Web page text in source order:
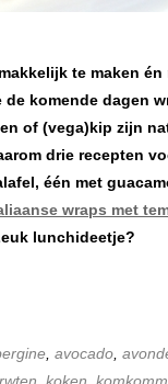
te maken én
komende dagen
of (vega)kip zijn
drie recepten
één met
wraps met
lunchideetje?
avocado